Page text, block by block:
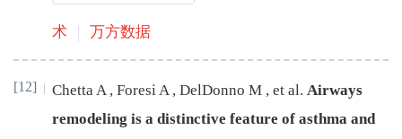
术 万方数据
[12] Chetta A , Foresi A , DelDonno M , et al. Airways
remodeling is a distinctive feature of asthma and